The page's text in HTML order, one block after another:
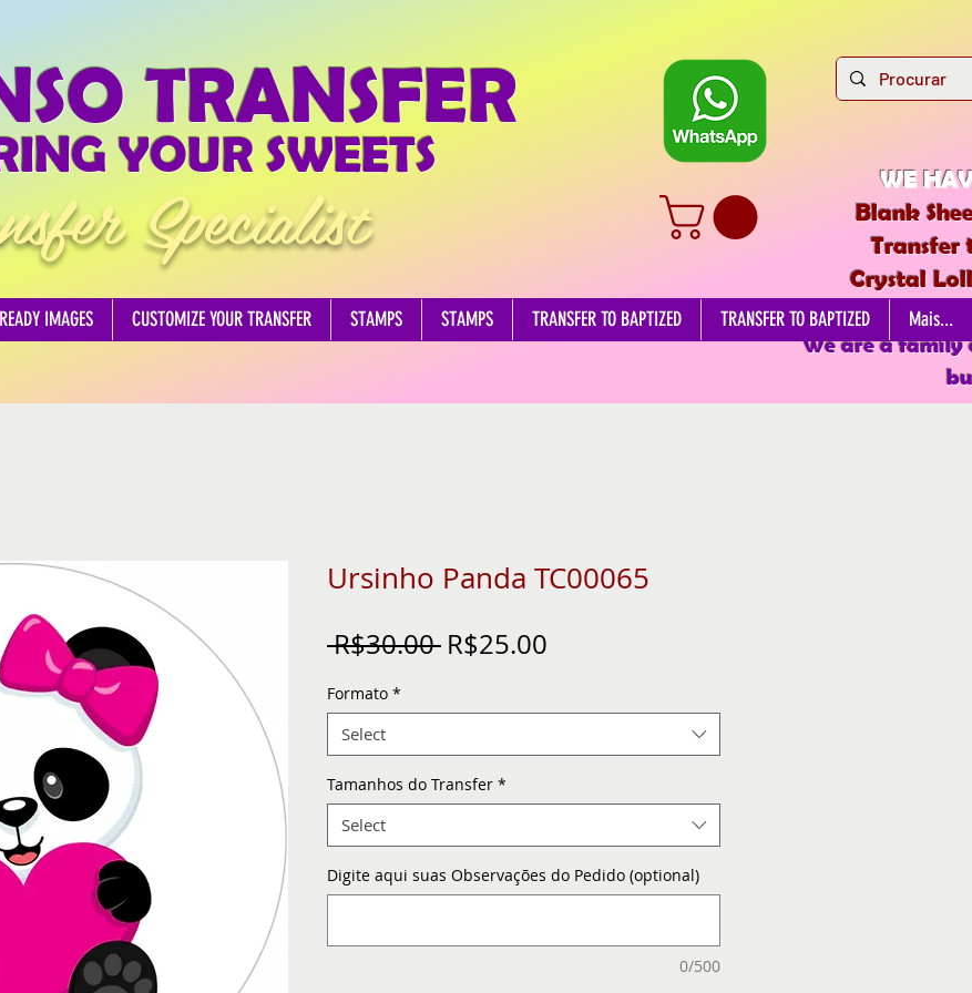
TRANSFER
YOUR SWEETS
Specialist
WE
Blank
Transfer
Crystal
We are a family
READY IMAGES CUSTOMIZE YOUR TRANSFER STAMPS STAMPS TRANSFER TO BAPTIZED TRANSFER TO BAPTIZED Mais...
Ursinho Panda TC00065
R$30.00 Regular
R$25.00
Formato *
Select
Tamanhos do Transfer *
Select
Digite aqui suas Observações do Pedido (optional)
0/500